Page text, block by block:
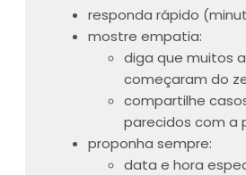
responda rápido
mostre empatia:
diga que muitos
começaram do
compartilhe
parecidos com a
proponha sempre:
data e hora